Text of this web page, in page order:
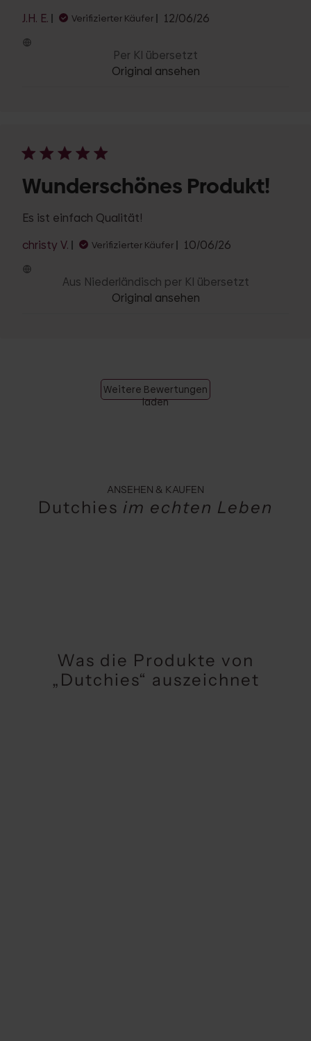
J.H. E. Verifizierter Käufer 12/06/26
Per KI übersetzt
Original ansehen
Wunderschönes Produkt!
Es ist einfach Qualität!
christy V.
Verifizierter Käufer 10/06/26
Aus Niederländisch per KI übersetzt
Original ansehen
Weitere Bewertungen
laden
ANSEHEN & KAUFEN
Dutchies im echten Leben
Was die Produkte von
„Dutchies“ auszeichnet